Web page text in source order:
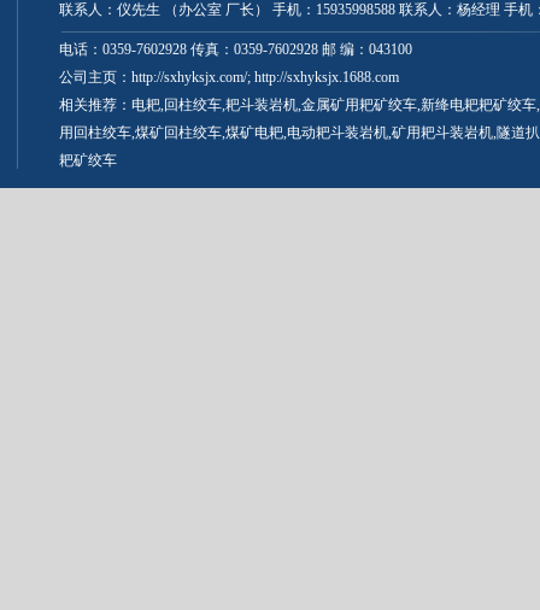
联系人：仪先生 （办公室 厂长） 手机：15935998588 联系人：杨经理 手机
电话：0359-7602928 传真：0359-7602928 邮 编：043100
公司主页：http://sxhyksjx.com/; http://sxhyksjx.1688.com
相关推荐： 电耙,回柱绞车,耙斗装岩机,金属矿用耙矿绞车,新绛电耙耙矿绞车,
用回柱绞车,煤矿回柱绞车,煤矿电耙,电动耙斗装岩机,矿用耙斗装岩机,隧道
耙矿绞车